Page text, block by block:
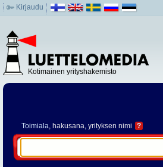
Kirjaudu
Kotimainen yrityshakemisto
Toimiala, hakusana, yrityksen nimi ?